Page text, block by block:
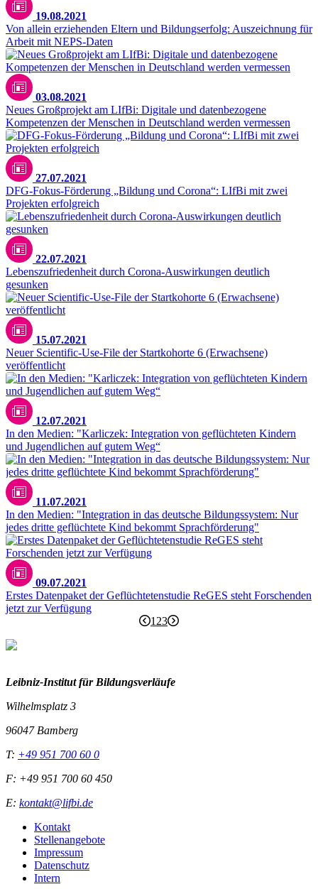
19.08.2021
Von allein erziehenden Eltern und Bildungserfolg: Auszeichnung für
Arbeit mit NEPS-Daten
03.08.2021
Neues Großprojekt am LIfBi: Digitale und datenbezogene
Kompetenzen der Menschen in Deutschland werden vermessen
27.07.2021
DFG-Fokus-Förderung „Bildung und Corona“: LIfBi mit zwei
Projekten erfolgreich
22.07.2021
Lebenszufriedenheit durch Corona-Auswirkungen deutlich
gesunken
15.07.2021
Neuer Scientific-Use-File der Startkohorte 6 (Erwachsene)
veröffentlicht
12.07.2021
In den Medien: "Karliczek: Integration von geflüchteten Kindern
und Jugendlichen auf gutem Weg“
11.07.2021
In den Medien: "Integration in das deutsche Bildungssystem: Nur
jedes dritte geflüchtete Kind bekommt Sprachförderung"
09.07.2021
Erstes Datenpaket der Geflüchtetenstudie ReGES steht Forschenden
jetzt zur Verfügung
123
Leibniz-Institut für Bildungsverläufe
Wilhelmsplatz 3
96047 Bamberg
T: +49 951 700 60 0
F: +49 951 700 60 450
E: kontakt@lifbi.de
Kontakt
Stellenangebote
Impressum
Datenschutz
Intern